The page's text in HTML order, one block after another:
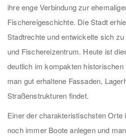
ihre enge Verbindung zur
Fischereigeschichte. Die Stadt
Stadtrechte und entwickelte sich
und Fischereizentrum. Heute ist
deutlich im kompakten
man gut erhaltene Fassaden,
Straßenstrukturen findet.
Einer der charakteristischsten Orte
noch immer Boote anlegen und